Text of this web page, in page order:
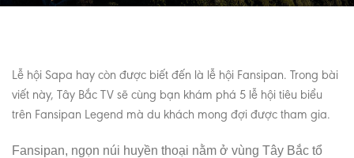
Lễ hội Sapa hay còn được biết đến là lễ hội Fansipan. Trong bài
viết này, Tây Bắc TV sẽ cùng bạn khám phá 5 lễ hội tiêu biểu
trên Fansipan Legend mà du khách mong đợi được tham gia.
Fansipan, ngọn núi huyền thoại nằm ở vùng Tây Bắc tổ